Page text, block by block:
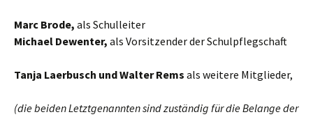
Marc Brode, als Schulleiter
Michael Dewenter, als Vorsitzender der Schulpflegschaft
Tanja Laerbusch und Walter Rems als weitere Mitglieder,
(die beiden Letztgenannten sind zuständig für die Belange der